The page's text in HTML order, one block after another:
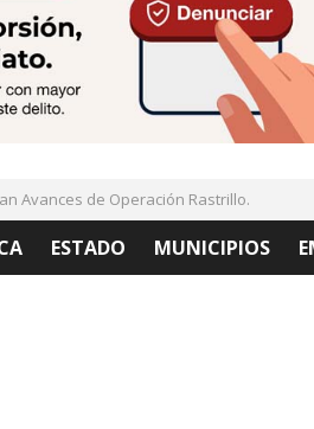
de Operación Rastrillo.
ESTADO MUNICIPIOS